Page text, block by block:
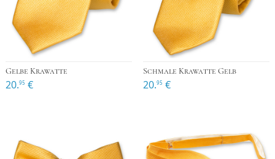
Gelbe Krawatte
20.95 €
Schmale Krawatte Gelb
20.95 €